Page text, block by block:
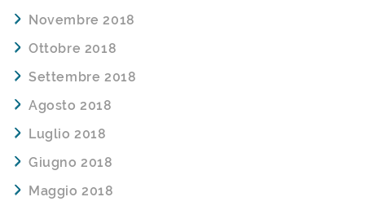
Novembre 2018
Ottobre 2018
Settembre 2018
Agosto 2018
Luglio 2018
Giugno 2018
Maggio 2018